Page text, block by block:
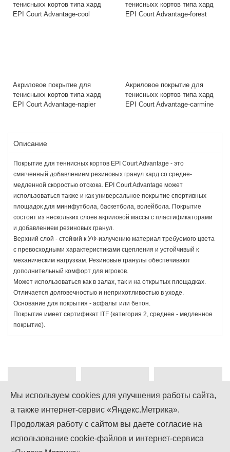
тенисныхх кортов типа хард
EPI Court Advantage-cool
тенисныхх кортов типа хард
EPI Court Advantage-forest
Акриловое покрытие для
тенисныхх кортов типа хард
EPI Court Advantage-napier
Акриловое покрытие для
тенисныхх кортов типа хард
EPI Court Advantage-carmine
Описание
Покрытие для теннисных кортов EPI Court Advantage - это
смягченный добавлением резиновых гранул хард со средне-
медленной скоростью отскока. EPI Court Advantage может
использоваться также и как универсальное покрытие спортивных
площадок для минифутбола, баскетбола, волейбола. Покрытие
состоит из нескольких слоев акриловой массы с пластификаторами
и добавлением резиновых гранул.
Верхний слой - стойкий к УФ-излучению материал требуемого цвета
с превосходными характеристиками сцепления и устойчивый к
механическим нагрузкам. Резиновые гранулы обеспечивают
дополнительный комфорт для игроков.
Может использоваться как в залах, так и на открытых площадках.
Отличается долговечностью и неприхотливостью в уходе.
Основание для покрытия - асфальт или бетон.
Покрытие имеет сертификат ITF (категория 2, среднее - медленное
покрытие).
+7 (499) 755-92-79
Понедельник-Пятница: 9.00 - 18.00
Мы используем cookies для улучшения работы сайта,
а также интернет-сервис «Яндекс.Метрика».
Продолжая работу с сайтом вы даете согласие на
использование cookie-файлов и интернет-сервиса